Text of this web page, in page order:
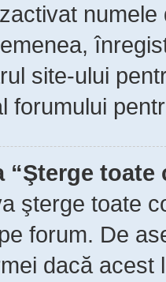
site-ului
forumului
“Şterge
şterge toate
forum. De
dacă